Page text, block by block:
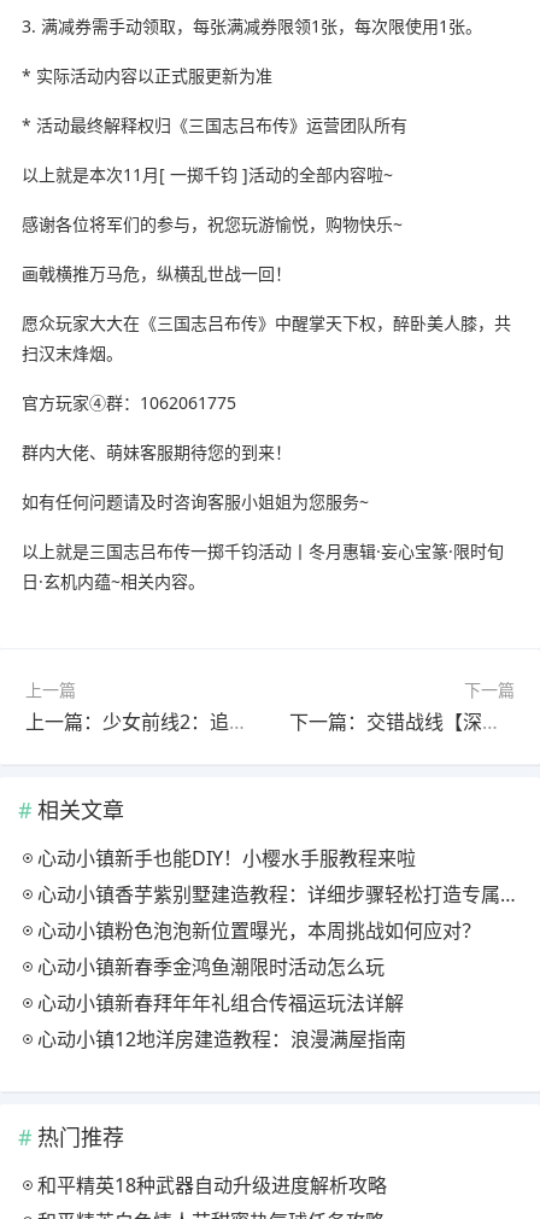
3. 满减券需手动领取，每张满减券限领1张，每次限使用1张。
* 实际活动内容以正式服更新为准
* 活动最终解释权归《三国志吕布传》运营团队所有
以上就是本次11月[ 一掷千钧 ]活动的全部内容啦~
感谢各位将军们的参与，祝您玩游愉悦，购物快乐~
画戟横推万马危，纵横乱世战一回！
愿众玩家大大在《三国志吕布传》中醒掌天下权，醉卧美人膝，共
扫汉末烽烟。
官方玩家④群：1062061775
群内大佬、萌妹客服期待您的到来！
如有任何问题请及时咨询客服小姐姐为您服务~
以上就是三国志吕布传一掷千钧活动丨冬月惠辑·妄心宝篆·限时旬
日·玄机内蕴~相关内容。
上一篇
上一篇：少女前线2：追放【前进吧，王牌配送员】版本意见反馈集中贴
下一篇
下一篇：交错战线【深塔计划个人总结】
相关文章
心动小镇新手也能DIY！小樱水手服教程来啦
心动小镇香芋紫别墅建造教程：详细步骤轻松打造专属家园
心动小镇粉色泡泡新位置曝光，本周挑战如何应对？
心动小镇新春季金鸿鱼潮限时活动怎么玩
心动小镇新春拜年年礼组合传福运玩法详解
心动小镇12地洋房建造教程：浪漫满屋指南
热门推荐
和平精英18种武器自动升级进度解析攻略